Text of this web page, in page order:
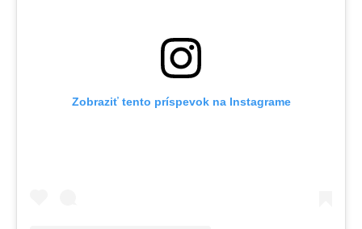
Zobraziť tento príspevok na Instagrame